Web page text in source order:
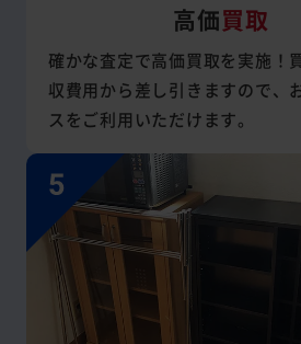
高価買取
確かな査定で高価買取を実施！
収費用から差し引きますので、
スをご利用いただけます。